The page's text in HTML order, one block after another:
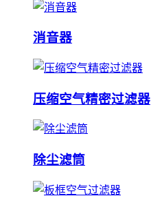
消音器
压缩空气精密过滤器
除尘滤筒